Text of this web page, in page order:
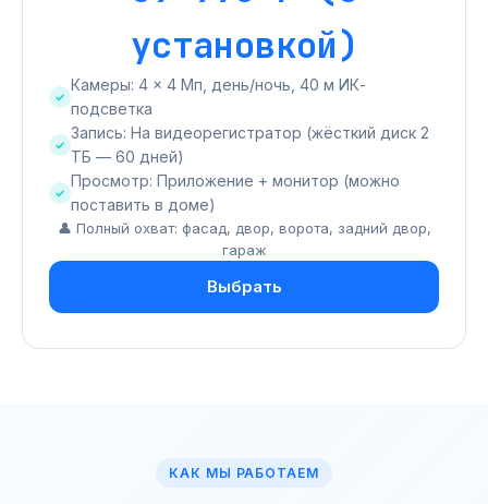
установкой)
Камеры: 4 × 4 Мп, день/ночь, 40 м ИК-
подсветка
Запись: На видеорегистратор (жёсткий диск 2
ТБ — 60 дней)
Просмотр: Приложение + монитор (можно
поставить в доме)
👤 Полный охват: фасад, двор, ворота, задний двор,
гараж
Выбрать
КАК МЫ РАБОТАЕМ